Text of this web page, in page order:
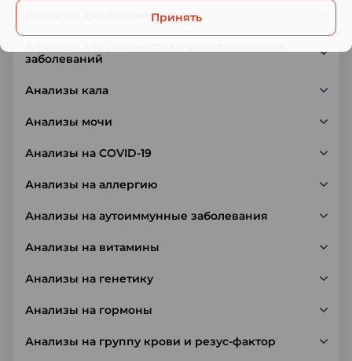
Анализы для беременных
заболеваний
Анализы кала
Анализы мочи
Анализы на COVID-19
Анализы на аллергию
Анализы на аутоиммунные заболевания
Анализы на витамины
Анализы на генетику
Анализы на гормоны
Анализы на группу крови и резус-фактор
Принять